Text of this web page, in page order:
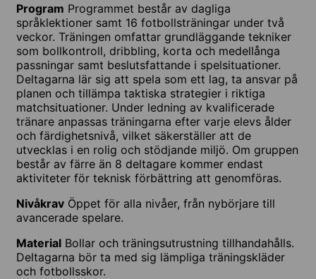
Program Programmet består av dagliga
språklektioner samt 16 fotbollsträningar under två
veckor. Träningen omfattar grundläggande tekniker
som bollkontroll, dribbling, korta och medellånga
passningar samt beslutsfattande i spelsituationer.
Deltagarna lär sig att spela som ett lag, ta ansvar på
planen och tillämpa taktiska strategier i riktiga
matchsituationer. Under ledning av kvalificerade
tränare anpassas träningarna efter varje elevs ålder
och färdighetsnivå, vilket säkerställer att de
utvecklas i en rolig och stödjande miljö. Om gruppen
består av färre än 8 deltagare kommer endast
aktiviteter för teknisk förbättring att genomföras.
Nivåkrav Öppet för alla nivåer, från nybörjare till
avancerade spelare.
Material Bollar och träningsutrustning tillhandahålls.
Deltagarna bör ta med sig lämpliga träningskläder
och fotbollsskor.